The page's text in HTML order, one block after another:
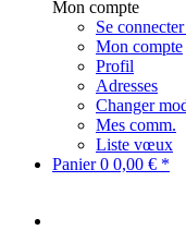
Mon compte
Se connecter
Mon compte
Profil
Adresses
Changer
Mes comm.
Liste vœux
Panier0 0,00 € *